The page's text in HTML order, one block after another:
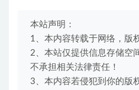
本站声明：
1、本内容转载于网络，版
2、本站仅提供信息存储空
不承担相关法律责任！
3、本内容若侵犯到你的版